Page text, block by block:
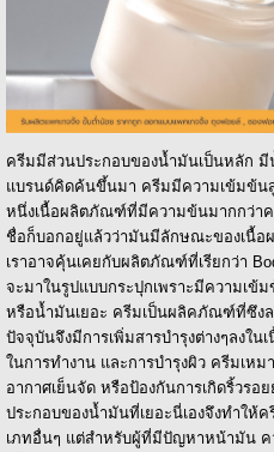
ครีมมีส่วนประกอบของน้ำมันเป็นหลัก
แบรนด์คิดค้นขึ้นมา ครีมมีความเข้มข้น
หนึ่งเนื้อผลิตภัณฑ์ที่มีความข้นมากกว่า
ชื่อก็บอกอยู่แล้วว่ามันมีลักษณะของเนื้อ
เราอาจคุ้นเคยกับผลิตภัณฑ์ที่เรียกว่า
จะมาในรูปแบบกระปุกเพราะมีความเข้
หรือน้ำมันเยอะ ครีมเป็นผลิคภัณฑ์ที่ซึง
ปัจจุบันจึงมีการเพิ่มสารบำรุงต่างๆลงใ
ในการทำงาน และการบำรุงผิว ครีมเห
อากาศเย็นจัด หรือป้องกันการเกิดริ้วร
ประกอบของน้ำมันที่เยอะนี่เองจึงทำใ
เภทอื่นๆ แต่สำหรับผู้ที่มีปัญหาหน้ามัน ค